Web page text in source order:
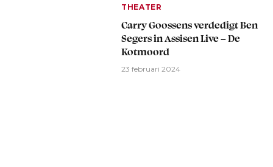
THEATER
Carry Goossens verdedigt Ben
Segers in Assisen Live – De
Kotmoord
23 februari 2024